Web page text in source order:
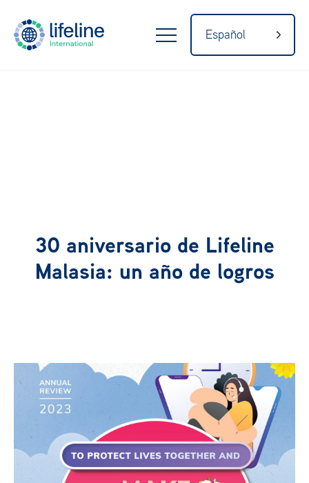
Español
Nuestra red
Publicaciones
Participa
30 aniversario de Lifeline
Malasia: un año de logros